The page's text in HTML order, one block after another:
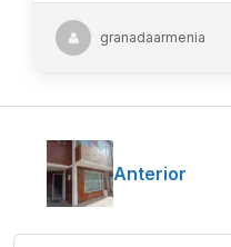
granadaarmenia
Anterior